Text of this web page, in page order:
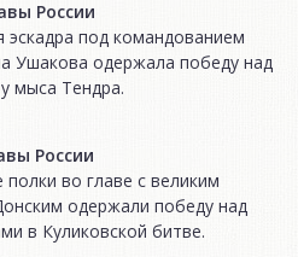
России
эскадра под командованием
Ушакова одержала победу над
мыса Тендра.
России
полки во главе с великим
одержали победу над
в Куликовской битве.